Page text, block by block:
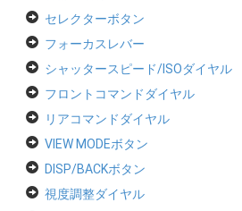
セレクターボタン
フォーカスレバー
シャッタースピード/ISOダイヤル
フロントコマンドダイヤル
リアコマンドダイヤル
VIEW MODEボタン
DISP/BACKボタン
視度調整ダイヤル